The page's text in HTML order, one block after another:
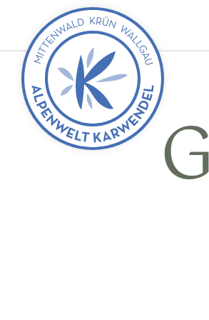
zurück
zur
Startseite